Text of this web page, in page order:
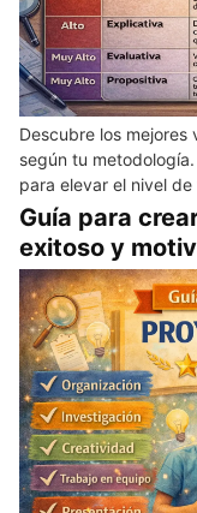
Descubre los
según tu
para elevar el nivel
Guía para
exitoso y